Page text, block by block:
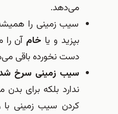
می‌دهد.
سیب زمینی را همیشه
بپزید و یا خام آن را
دست نخورده باقی
سیب زمینی سرخ
ندارد بلكه برای
كردن سیب زمینی با